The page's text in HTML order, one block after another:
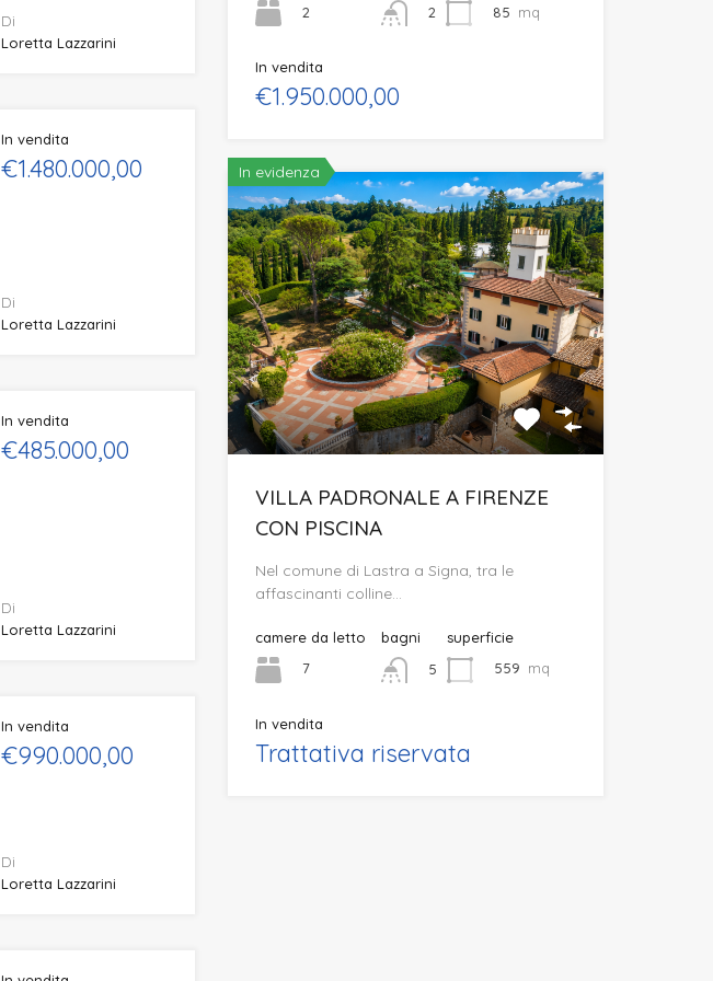
Di
Loretta Lazzarini
In vendita
€1.480.000,00
Di
Loretta Lazzarini
In vendita
€485.000,00
Di
Loretta Lazzarini
In vendita
€990.000,00
Di
Loretta Lazzarini
2 2 85 mq
In vendita
€1.950.000,00
In evidenza
VILLA PADRONALE A FIRENZE
CON PISCINA
Nel comune di Lastra a Signa, tra le
affascinanti colline…
camere da letto
7
bagni
5
superficie
559 mq
In vendita
Trattativa riservata